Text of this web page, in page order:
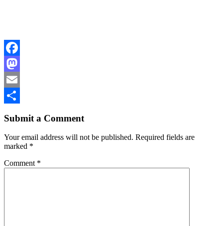
Facebook
Mastodon
Email
Submit a Comment
Your email address will not be published. Required fields are
marked *
Comment *